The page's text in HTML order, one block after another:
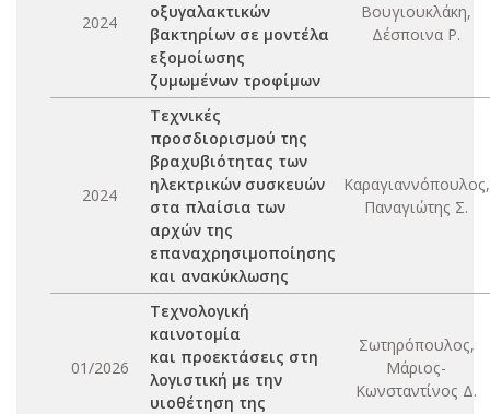
2024
οξυγαλακτικών
βακτηρίων σε μοντέλα
εξομοίωσης
ζυμωμένων τροφίμων
Βουγιουκλάκη,
Δέσποινα Ρ.
2024
Τεχνικές
προσδιορισμού της
βραχυβιότητας των
ηλεκτρικών συσκευών
στα πλαίσια των
αρχών της
επαναχρησιμοποίησης
και ανακύκλωσης
Καραγιαννόπουλος,
Παναγιώτης Σ.
01/2026
Τεχνολογική
καινοτομία
και προεκτάσεις στη
λογιστική με την
υιοθέτηση της
Σωτηρόπουλος,
Μάριος-
Κωνσταντίνος Δ.